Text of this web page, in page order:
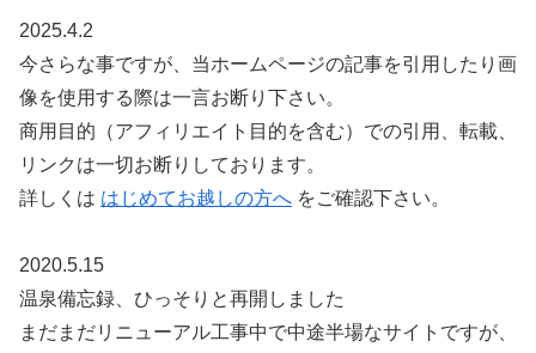
2025.4.2
今さらな事ですが、当ホームページの記事を引用したり画
像を使用する際は一言お断り下さい。
商用目的（アフィリエイト目的を含む）での引用、転載、
リンクは一切お断りしております。
詳しくは はじめてお越しの方へ をご確認下さい。
2020.5.15
温泉備忘録、ひっそりと再開しました
まだまだリニューアル工事中で中途半場なサイトですが、